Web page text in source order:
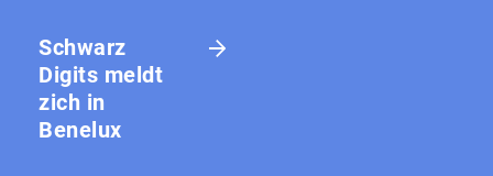
Schwarz
Digits meldt
zich in
Benelux